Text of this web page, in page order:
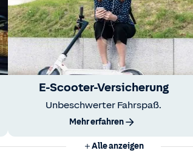
E-Scooter-Versicherung
Unbeschwerter Fahrspaß.
Mehr erfahren
Alle anzeigen